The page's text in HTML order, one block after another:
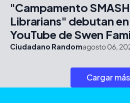
"Campamento
Librarians" debutan
YouTube de Swen
Ciudadano Randomagosto 06,
Cargar más